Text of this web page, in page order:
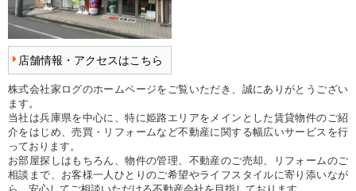
店舗情報・アクセスはこちら
株式会社家ログのホームページをご覧いただき、誠にありがとうござい
ます。
当社は兵庫県を中心に、特に姫路エリアをメインとした賃貸物件のご紹
介をはじめ、売買・リフォームなど不動産に関する幅広いサービスを行
っております。
お部屋探しはもちろん、物件の管理、不動産のご売却、リフォームのご
相談まで、お客様一人ひとりのご希望やライフスタイルに寄り添いなが